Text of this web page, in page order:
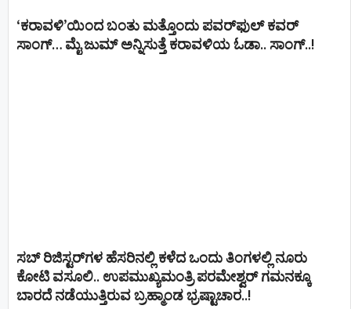
‘ಕರಾವಳಿ’ಯಿಂದ ಬಂತು ಮತ್ತೊಂದು ಪವರ್‌ಫುಲ್ ಕವರ್
ಸಾಂಗ್… ಮೈ ಜುಮ್ ಅನ್ನಿಸುತ್ತೆ ಕರಾವಳಿಯ ಓಡಾ.. ಸಾಂಗ್‌..!
ಸಬ್ ರಿಜಿಸ್ಟರ್​ಗಳ ಹೆಸರಿನಲ್ಲಿ ಕಳೆದ ಒಂದು ತಿಂಗಳಲ್ಲಿ ನೂರು
ಕೋಟಿ ವಸೂಲಿ.. ಉಪಮುಖ್ಯಮಂತ್ರಿ ಪರಮೇಶ್ವರ್​ ಗಮನಕ್ಕೂ
ಬಾರದೆ ನಡೆಯುತ್ತಿರುವ ಬ್ರಹ್ಮಾಂಡ ಭ್ರಷ್ಟಾಚಾರ..!